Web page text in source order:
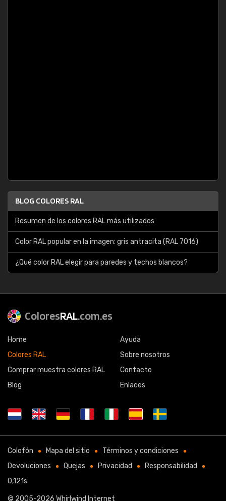
BLOG COLORES RAL
Resumen de los colores RAL más utilizados
Color RAL popular en la imagen: gris antracita (RAL 7016)
¿Qué color RAL elegir para paredes y techos blancos?
ColoresRAL.com.es
Home
Colores RAL
Comprar muestra colores RAL
Blog
Ayuda
Sobre nosotros
Contacto
Enlaces
Colofón Mapa del sitio
Términos y condiciones
Devoluciones
Quejas Privacidad
Responsabilidad
0,121s
© 2005-2026 Whirlwind Internet